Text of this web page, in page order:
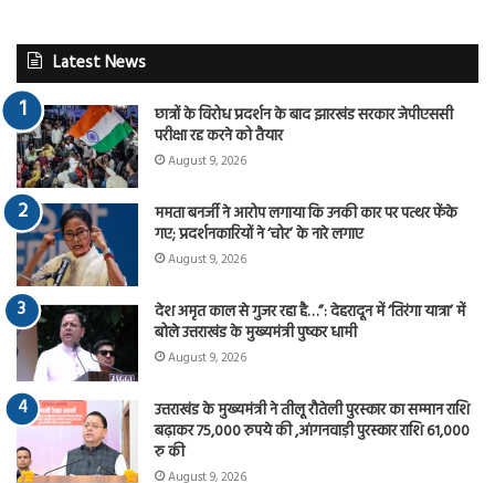
Latest News
छात्रों के विरोध प्रदर्शन के बाद झारखंड सरकार जेपीएससी
परीक्षा रद्द करने को तैयार
August 9, 2026
ममता बनर्जी ने आरोप लगाया कि उनकी कार पर पत्थर फेंके
गए; प्रदर्शनकारियों ने ‘चोर’ के नारे लगाए
August 9, 2026
देश अमृत काल से गुजर रहा है…”: देहरादून में ‘तिरंगा यात्रा’ में
बोले उत्तराखंड के मुख्यमंत्री पुष्कर धामी
August 9, 2026
उत्तराखंड के मुख्यमंत्री ने तीलू रौतेली पुरस्कार का सम्मान राशि
बढ़ाकर 75,000 रुपये की ,आंगनवाड़ी पुरस्कार राशि 61,000
रु की
August 9, 2026